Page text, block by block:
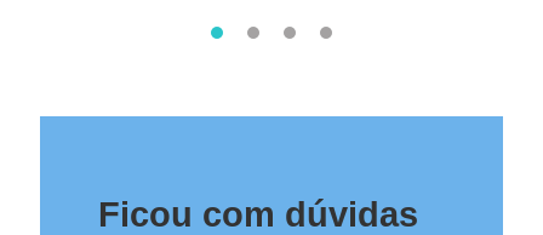
Ficou com dúvidas